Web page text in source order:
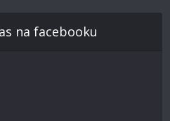
na facebooku